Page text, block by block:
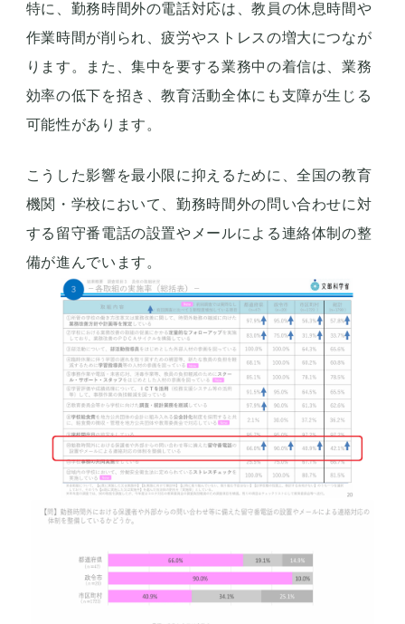
特に、勤務時間外の電話対応は、教員の休息時間や
作業時間が削られ、疲労やストレスの増大につなが
ります。また、集中を要する業務中の着信は、業務
効率の低下を招き、教育活動全体にも支障が生じる
可能性があります。
こうした影響を最小限に抑えるために、全国の教育
機関・学校において、勤務時間外の問い合わせに対
する留守番電話の設置やメールによる連絡体制の整
備が進んでいます。